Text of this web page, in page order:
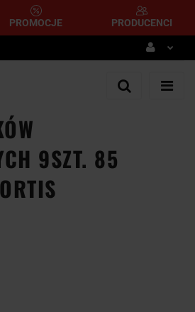
PROMOCJE PRODUCENCI
Zaloguj się
9SZT. 85